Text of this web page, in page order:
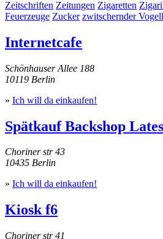
Zeitschriften Zeitungen Zigaretten
Feuerzeuge Zucker zwitschernder
Internetcafe
Schönhauser Allee 188
10119 Berlin
» Ich will da einkaufen!
Spätkauf Backshop
Choriner str 43
10435 Berlin
» Ich will da einkaufen!
Kiosk f6
Choriner str 41